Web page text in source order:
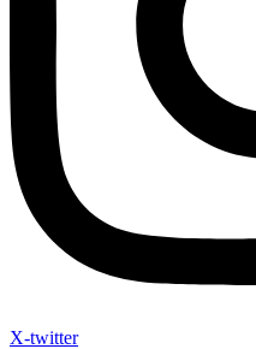
X-twitter